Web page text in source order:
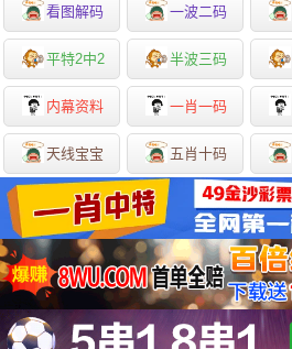
看图解码 一波二码
平特2中2 半波三码
内幕资料 一肖一码
天线宝宝 五肖十码